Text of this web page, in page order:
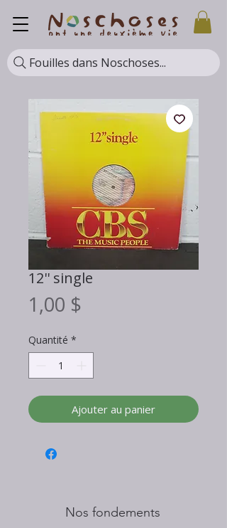
Fouilles dans Noschoses...
12'' single
1,00 $
Quantité *
Ajouter au panier
Nos fondements